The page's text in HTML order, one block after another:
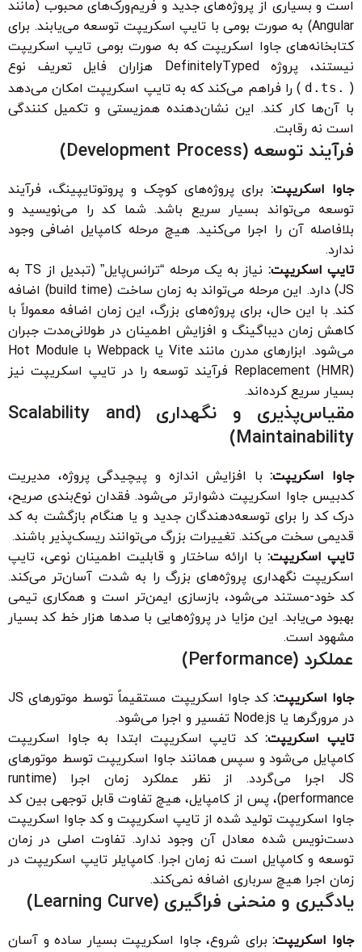
است و بسیاری از پروژه‌های جدید و فریم‌ورک‌های محبوب (مانند
Angular) به صورت بومی با تایپ اسکریپت توسعه می‌یابند. برای
کتابخانه‌های جاوا اسکریپت که به صورت بومی تایپ اسکریپت
نیستند، پروژه DefinitelyTyped هزاران فایل تعریف نوع
(
.d.ts
) را فراهم می‌کند که به تایپ اسکریپت امکان می‌دهد
با آن‌ها کار کند. این نشان‌دهنده همزیستی و تکمیل کنندگی
است نه رقابت.
فرآیند توسعه (Development Process)
جاوا اسکریپت: برای پروژه‌های کوچک و پروتوتایپینگ، فرآیند
توسعه می‌تواند بسیار سریع باشد. شما کد را می‌نویسید و
بلافاصله آن را اجرا می‌کنید. هیچ مرحله کامپایل اضافی وجود
ندارد.
تایپ اسکریپت:
نیاز به یک مرحله “ترانس‌پایل” (تبدیل از TS به
JS) دارد. این مرحله می‌تواند به زمان ساخت (build time) اضافه
کند. با این حال، برای پروژه‌های بزرگ، این زمان اضافه معمولاً با
کاهش زمان دیباگینگ و افزایش اطمینان در طولانی‌مدت جبران
می‌شود. ابزارهای مدرن مانند Vite یا Webpack با Hot Module
Replacement (HMR) فرآیند توسعه را در تایپ اسکریپت نیز
بسیار سریع کرده‌اند.
مقیاس‌پذیری و نگهداری (Scalability and
Maintainability)
جاوا اسکریپت:با افزایش اندازه و پیچیدگی پروژه، مدیریت
کدبیس جاوا اسکریپت دشوارتر می‌شود. فقدان نوع‌بندی صریح،
درک کد را برای توسعه‌دهندگان جدید و یا هنگام بازگشت به کد
قدیمی سخت می‌کند. تغییرات بزرگ می‌توانند ریسک‌پذیر باشند.
تایپ اسکریپت: با ارائه ساختار و قابلیت اطمینان نوعی، تایپ
اسکریپت نگهداری پروژه‌های بزرگ را به شدت آسان‌تر می‌کند.
کد خود-مستند می‌شود، بازسازی ایمن‌تر است و همکاری تیمی
بهبود می‌یابد. این مزایا در پروژه‌هایی با صدها هزار خط کد بسیار
مشهود است.
عملکرد (Performance)
جاوا اسکریپت:
کد جاوا اسکریپت مستقیماً توسط موتورهای JS
در مرورگرها یا Node.js تفسیر و اجرا می‌شود.
تایپ اسکریپت:کد تایپ اسکریپت ابتدا به جاوا اسکریپت
کامپایل می‌شود و سپس همانند جاوا اسکریپت توسط موتورهای
JS اجرا می‌گردد. از نظر عملکرد زمان اجرا (runtime
performance)، پس از کامپایل، هیچ تفاوت قابل توجهی بین کد
جاوا اسکریپت تولید شده از تایپ اسکریپت و کد جاوا اسکریپت
دست‌نویس شده معادل آن وجود ندارد. تفاوت اصلی در زمان
توسعه و کامپایل است نه زمان اجرا. کامپایلر تایپ اسکریپت در
زمان اجرا هیچ سرباری اضافه نمی‌کند.
یادگیری و منحنی فراگیری (Learning Curve)
جاوا اسکریپت:برای شروع، جاوا اسکریپت بسیار ساده و آسان